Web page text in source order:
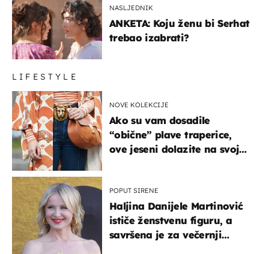
NASLJEDNIK
ANKETA: Koju ženu bi Serhat
trebao izabrati?
LIFESTYLE
NOVE KOLEKCIJE
Ako su vam dosadile
“obične” plave traperice,
ove jeseni dolazite na svoje
POPUT SIRENE
Haljina Danijele Martinović
ističe ženstvenu figuru, a
savršena je za večernji